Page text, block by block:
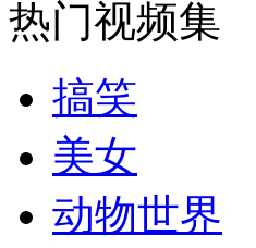
走！跟着总书记去植树
消防员救轻生者
热门视频集
搞笑
美女
动物世界